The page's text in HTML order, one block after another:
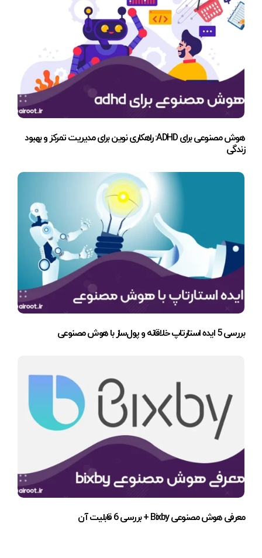
هوش مصنوعی برای ADHD: راهکاری نوین برای مدیریت تمرکز و بهبود
زندگی
بررسی 5 ایده استارتاپ خلاقانه و پول‌ساز با هوش مصنوعی
معرفی هوش مصنوعی Bixby + بررسی 6 قابلیت آن